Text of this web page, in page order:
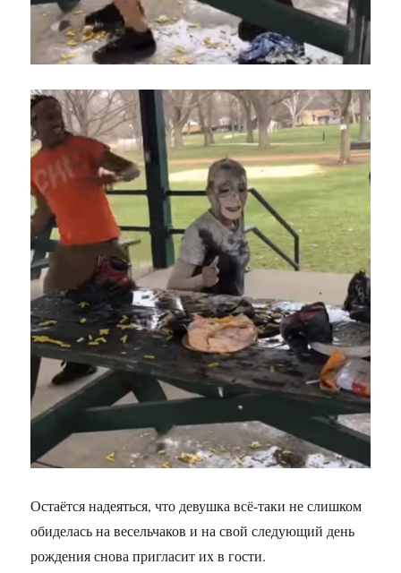
Остаётся надеяться, что девушка всё-таки не слишком
обиделась на весельчаков и на свой следующий день
рождения снова пригласит их в гости.